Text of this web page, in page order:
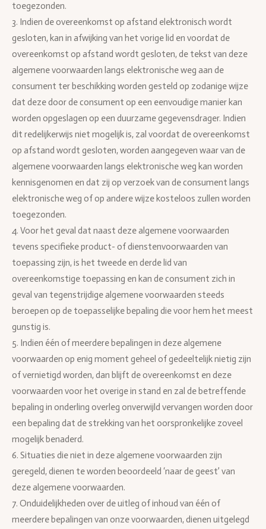
toegezonden.
3. Indien de overeenkomst op afstand elektronisch wordt
gesloten, kan in afwijking van het vorige lid en voordat de
overeenkomst op afstand wordt gesloten, de tekst van deze
algemene voorwaarden langs elektronische weg aan de
consument ter beschikking worden gesteld op zodanige wijze
dat deze door de consument op een eenvoudige manier kan
worden opgeslagen op een duurzame gegevensdrager. Indien
dit redelijkerwijs niet mogelijk is, zal voordat de overeenkomst
op afstand wordt gesloten, worden aangegeven waar van de
algemene voorwaarden langs elektronische weg kan worden
kennisgenomen en dat zij op verzoek van de consument langs
elektronische weg of op andere wijze kosteloos zullen worden
toegezonden.
4. Voor het geval dat naast deze algemene voorwaarden
tevens specifieke product- of dienstenvoorwaarden van
toepassing zijn, is het tweede en derde lid van
overeenkomstige toepassing en kan de consument zich in
geval van tegenstrijdige algemene voorwaarden steeds
beroepen op de toepasselijke bepaling die voor hem het meest
gunstig is.
5. Indien één of meerdere bepalingen in deze algemene
voorwaarden op enig moment geheel of gedeeltelijk nietig zijn
of vernietigd worden, dan blijft de overeenkomst en deze
voorwaarden voor het overige in stand en zal de betreffende
bepaling in onderling overleg onverwijld vervangen worden door
een bepaling dat de strekking van het oorspronkelijke zoveel
mogelijk benaderd.
6. Situaties die niet in deze algemene voorwaarden zijn
geregeld, dienen te worden beoordeeld ‘naar de geest’ van
deze algemene voorwaarden.
7. Onduidelijkheden over de uitleg of inhoud van één of
meerdere bepalingen van onze voorwaarden, dienen uitgelegd